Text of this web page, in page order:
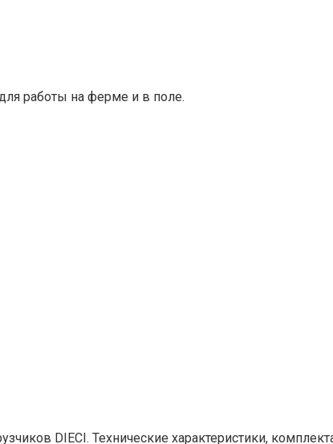
работы на ферме и в поле.
DIECI. Технические характеристики,